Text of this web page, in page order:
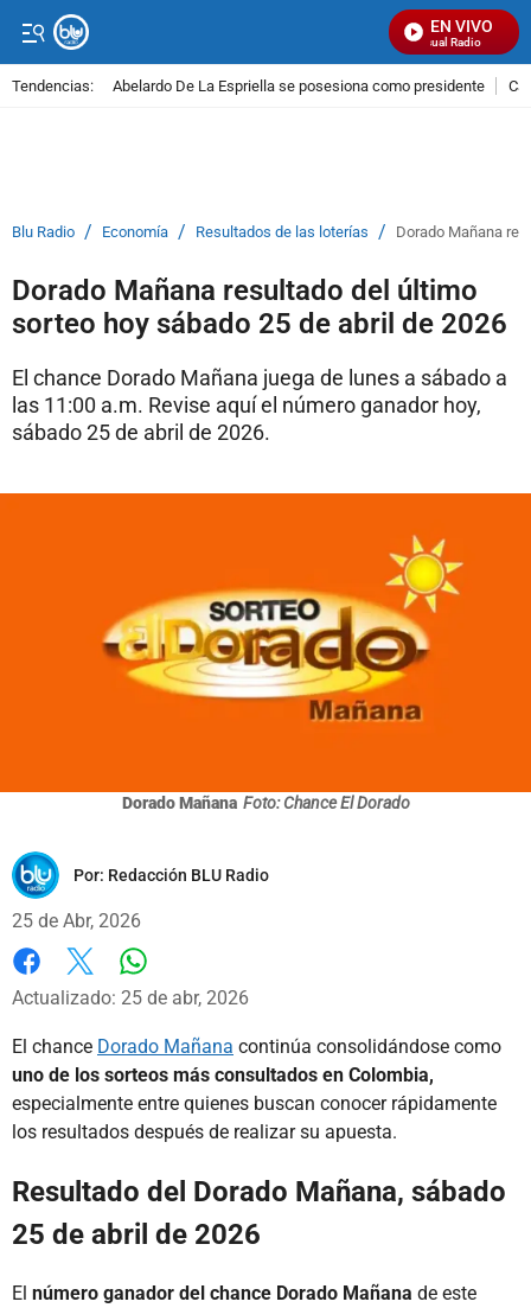
EN VIVO
Señal Visual Radio
Tendencias: Abelardo De La Espriella se posesiona como presidente
Blu Radio / Economía / Resultados de las loterías / Dorado Mañana
Dorado Mañana resultado del último
sorteo hoy sábado 25 de abril de 2026
El chance Dorado Mañana juega de lunes a sábado a
las 11:00 a.m. Revise aquí el número ganador hoy,
sábado 25 de abril de 2026.
Dorado Mañana Foto: Chance El Dorado
Por: Redacción BLU Radio
25 de Abr, 2026
Facebook
X
Actualizado: 25 de abr, 2026
El chance Dorado Mañana continúa consolidándose como
uno de los sorteos más consultados en Colombia,
especialmente entre quienes buscan conocer rápidamente
los resultados después de realizar su apuesta.
Resultado del Dorado Mañana, sábado
25 de abril de 2026
El número ganador del chance Dorado Mañana de este